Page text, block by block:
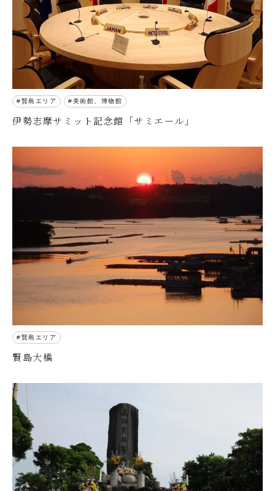
賢島エリア 美術館、博物館
伊勢志摩サミット記念館「サミエール」
賢島エリア
賢島大橋